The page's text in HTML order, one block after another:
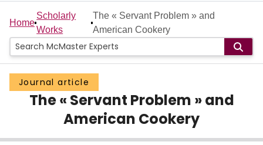
Home
People
Groups
Scholarly Works
Home
Scholarly
Works
The « Servant Problem » and
American Cookery
Journal article
The « Servant Problem » and
American Cookery